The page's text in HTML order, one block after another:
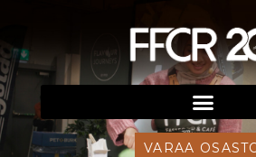
VARAA